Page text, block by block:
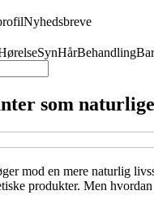
Nyhedsbreve
SynHårBehandling
som
mod en mere naturlig
produkter. Men